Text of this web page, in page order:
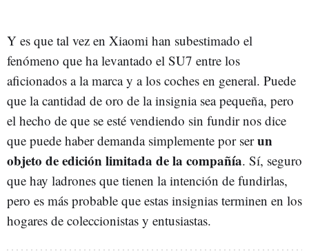
Y es que tal vez en Xiaomi han subestimado el
fenómeno que ha levantado el SU7 entre los
aficionados a la marca y a los coches en general. Puede
que la cantidad de oro de la insignia sea pequeña, pero
el hecho de que se esté vendiendo sin fundir nos dice
que puede haber demanda simplemente por serun
objeto de edición limitada de la compañía. Sí, seguro
que hay ladrones que tienen la intención de fundirlas,
pero es más probable que estas insignias terminen en los
hogares de coleccionistas y entusiastas.